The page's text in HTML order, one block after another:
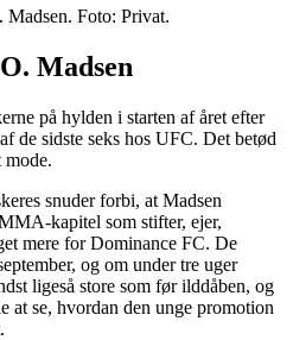
Foto: Privat.
Madsen
på hylden i starten af året efter
de sidste seks hos UFC. Det betød
snuder forbi, at Madsen
kapitel som stifter, ejer,
mere for Dominance FC. De
og om under tre uger
ligeså store som før ilddåben, og
at se, hvordan den unge promotion